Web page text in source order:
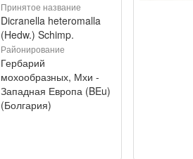
Принятое название
Dicranella heteromalla
(Hedw.) Schimp.
Районирование
Гербарий
мохообразных, Мхи -
Западная Европа (BEu)
(Болгария)